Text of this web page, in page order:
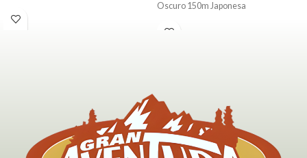
Oscuro 150m Japonesa